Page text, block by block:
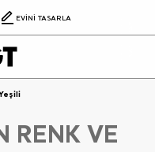
EVİNİ TASARLA
RENK VE